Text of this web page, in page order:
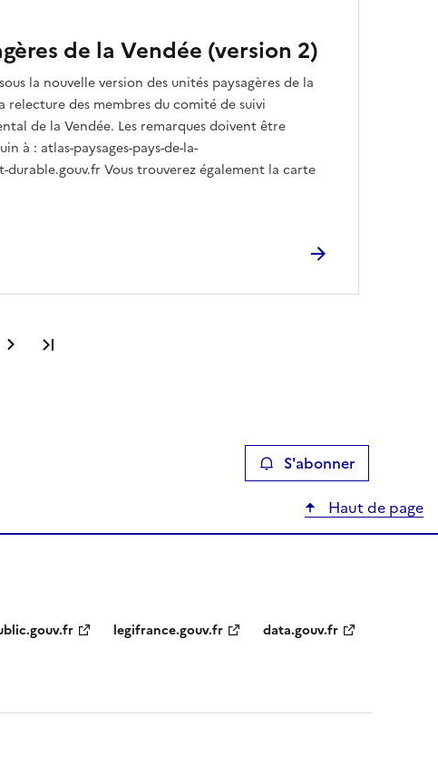
de la Vendée (version 2)
la nouvelle version des unités paysagères de la
relecture des membres du comité de suivi
de la Vendée. Les remarques doivent être
à : atlas-paysages-pays-de-la-
durable.gouv.fr Vous trouverez également la carte
S'abonner
Haut de page
legifrance.gouv.fr data.gouv.fr